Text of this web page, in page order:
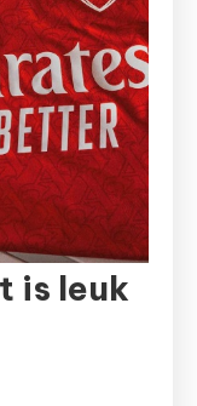
is leuk